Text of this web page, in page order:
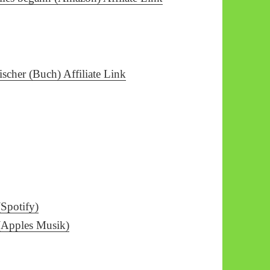
(Buch) Affiliate Link
Musik)